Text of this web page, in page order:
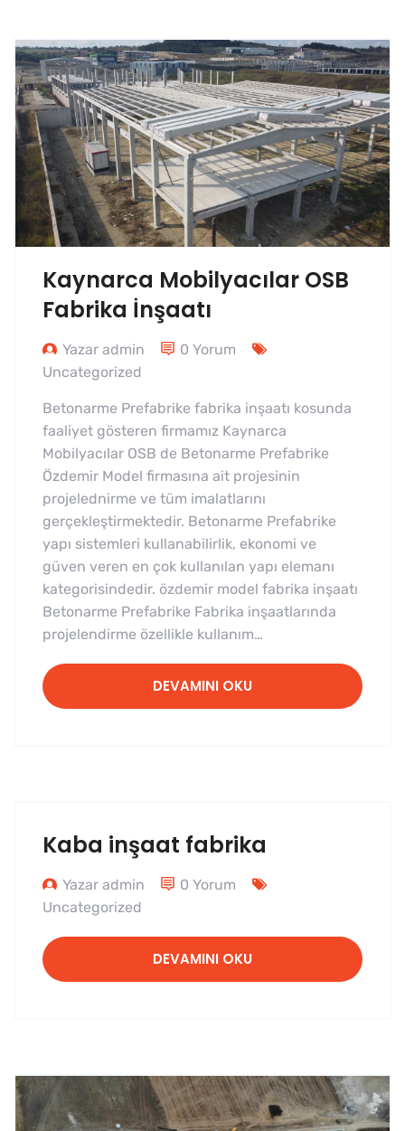
Kaynarca Mobilyacılar OSB
Fabrika İnşaatı
Yazar admin
0 Yorum
Uncategorized
Betonarme Prefabrike fabrika inşaatı kosunda
faaliyet gösteren firmamız Kaynarca
Mobilyacılar OSB de Betonarme Prefabrike
Özdemir Model firmasına ait projesinin
projelednirme ve tüm imalatlarını
gerçekleştirmektedir. Betonarme Prefabrike
yapı sistemleri kullanabilirlik, ekonomi ve
güven veren en çok kullanılan yapı elemanı
kategorisindedir. özdemir model fabrika inşaatı
Betonarme Prefabrike Fabrika inşaatlarında
projelendirme özellikle kullanım…
DEVAMINI OKU
Kaba inşaat fabrika
Yazar admin
0 Yorum
Uncategorized
DEVAMINI OKU